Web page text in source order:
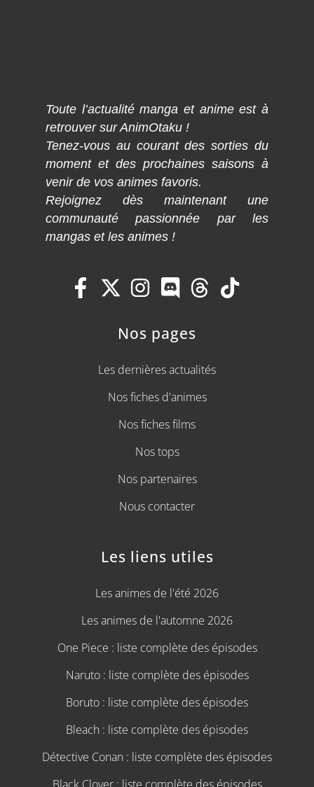
Toute l’actualité manga et anime est à
retrouver sur AnimOtaku !
Tenez-vous au courant des sorties du
moment et des prochaines saisons à
venir de vos animes favoris.
Rejoignez dès maintenant une
communauté passionnée par les
mangas et les animes !
Nos pages
Les dernières actualités
Nos fiches d'animes
Nos fiches films
Nos tops
Nos partenaires
Nous contacter
Les liens utiles
Les animes de l'été 2026
Les animes de l'automne 2026
One Piece : liste complète des épisodes
Naruto : liste complète des épisodes
Boruto : liste complète des épisodes
Bleach : liste complète des épisodes
Détective Conan : liste complète des épisodes